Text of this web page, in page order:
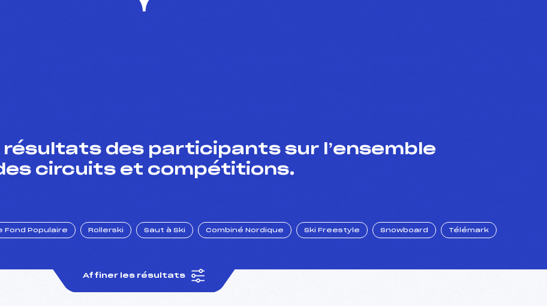
résultats des participants sur l’ensemble
circuits et compétitions.
Fond Populaire Rollerski Saut à Ski Combiné Nordique Ski Freestyle Snowboard Télémark
Affiner les résultats